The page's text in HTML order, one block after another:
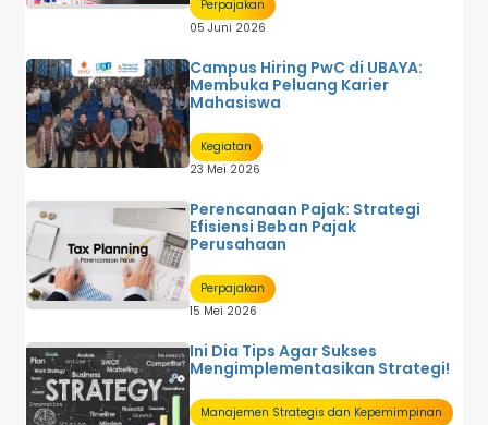
Perpajakan
05 Juni 2026
Campus Hiring PwC di UBAYA:
Membuka Peluang Karier
Mahasiswa
Kegiatan
23 Mei 2026
Perencanaan Pajak: Strategi
Efisiensi Beban Pajak
Perusahaan
Perpajakan
15 Mei 2026
Ini Dia Tips Agar Sukses
Mengimplementasikan Strategi!
Manajemen Strategis dan Kepemimpinan